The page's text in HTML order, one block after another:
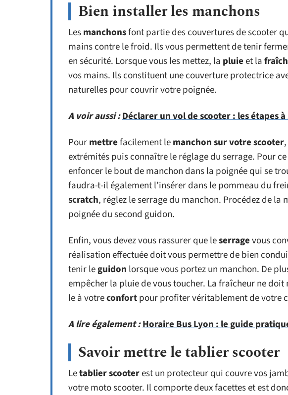
Bien installer les manchons
Lesmanchonsfont partie des couvertures de scooter
mains contre le froid. Ils vous permettent de tenir
en sécurité. Lorsque vous les mettez, la pluieet la
vos mains. Ils constituent une couverture protectrice
naturelles pour couvrir votre poignée.
A voir aussi :Déclarer un vol de scooter : les étapes
Pourmettrefacilement lemanchon sur votre scooter
extrémités puis connaître le réglage du serrage. Pour
enfoncer le bout de manchon dans la poignée qui se
faudra-t-il également l’insérer dans le pommeau du
scratch, réglez le serrage du manchon. Procédez de la
poignée du second guidon.
Enfin, vous devez vous rassurer que leserragevous
réalisation effectuée doit vous permettre de bien
tenir leguidon lorsque vous portez un manchon. De
empêcher la pluie de vous toucher. La fraîcheur ne
le à votreconfortpour profiter véritablement de votre
A lire également :Horaire Bus Lyon : le guide
Savoir mettre le tablier scooter
Letablier scooterest un protecteur qui couvre vos
votre moto scooter. Il comporte deux facettes et est